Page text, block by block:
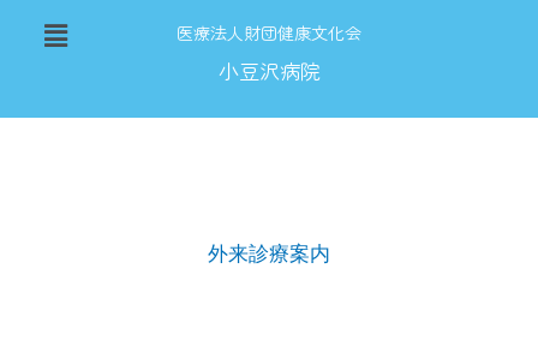
キ
メ
ニ 医療法人財団健康文化会
小豆沢病院
外来診療案内